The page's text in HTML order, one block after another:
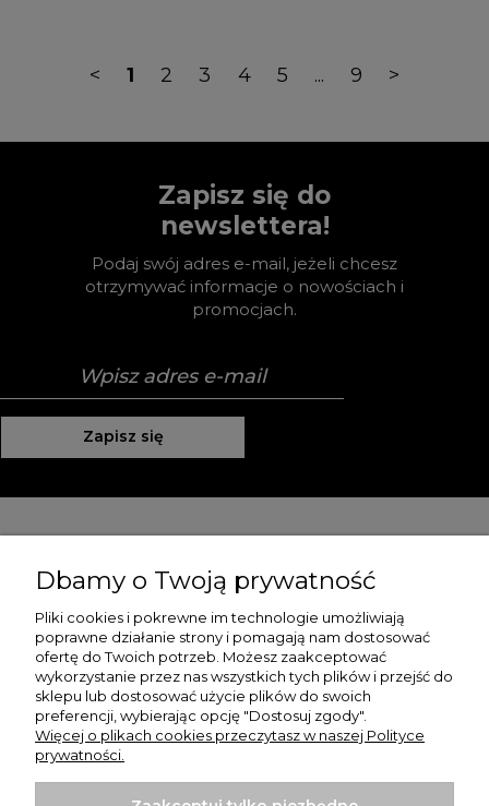
< 1 2 3 4 5 ... 9 >
Zapisz się do
newslettera!
Podaj swój adres e-mail, jeżeli chcesz
otrzymywać informacje o nowościach i
promocjach.
Zapisz się
Moje konto
Płatności i dostawa
O nas
Dbamy o Twoją prywatność
Pliki cookies i pokrewne im technologie umożliwiają
poprawne działanie strony i pomagają nam dostosować
ofertę do Twoich potrzeb. Możesz zaakceptować
wykorzystanie przez nas wszystkich tych plików i przejść do
sklepu lub dostosować użycie plików do swoich
preferencji, wybierając opcję "Dostosuj zgody".
Więcej o plikach cookies przeczytasz w naszej Polityce
prywatności.